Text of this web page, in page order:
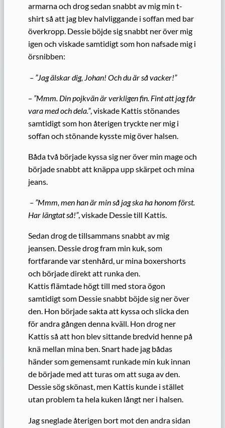
armarna och drog sedan snabbt av mig min t-
shirt så att jag blev halvliggande i soffan med bar
överkropp. Dessie böjde sig snabbt ner över mig
igen och viskade samtidigt som hon nafsade mig i
örsnibben:
– ”Jag älskar dig, Johan! Och du är så vacker!”
– ”Mmm. Din pojkvän är verkligen fin. Fint att jag får
vara med och dela.”, viskade Kattis stönandes
samtidigt som hon återigen tryckte ner mig i
soffan och stönande kysste mig över halsen.
Båda två började kyssa sig ner över min mage och
började snabbt att knäppa upp skärpet och mina
jeans.
– ”Mmm, men han är min så jag ska ha honom först.
Har längtat så!”, viskade Dessie till Kattis.
Sedan drog de tillsammans snabbt av mig
jeansen. Dessie drog fram min kuk, som
fortfarande var stenhård, ur mina boxershorts
och började direkt att runka den.
Kattis flämtade högt till med stora ögon
samtidigt som Dessie snabbt böjde sig ner över
den. Hon började sakta att kyssa och slicka den
för andra gången denna kväll. Hon drog ner
Kattis så att hon blev sittande bredvid henne på
knä mellan mina ben. Snart hade jag bådas
händer som gemensamt runkade min kuk innan
de började med att turas om att suga av den.
Dessie sög skönast, men Kattis kunde i stället
utan problem ta hela kuken långt ner i halsen.
Jag sneglade återigen bort mot den andra sidan